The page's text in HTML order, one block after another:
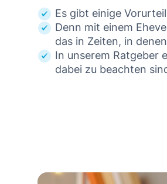
Es gibt einige
Denn mit einem
das in Zeiten, in
In unserem Ratgeber
dabei zu beachten